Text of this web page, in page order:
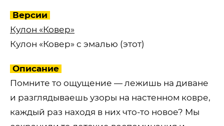
Версии
Кулон «Ковер»
Кулон «Ковер» с эмалью (этот)
Описание
Помните то ощущение — лежишь на диване
и разглядываешь узоры на настенном ковре,
каждый раз находя в них что-то новое? Мы